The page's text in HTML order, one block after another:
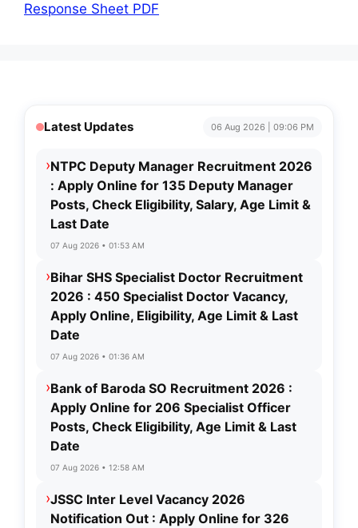
Response Sheet PDF
Latest Updates 06 Aug 2026 | 09:06 PM
›NTPC Deputy Manager Recruitment 2026
: Apply Online for 135 Deputy Manager
Posts, Check Eligibility, Salary, Age Limit &
Last Date
07 Aug 2026 • 01:53 AM
›Bihar SHS Specialist Doctor Recruitment
2026 : 450 Specialist Doctor Vacancy,
Apply Online, Eligibility, Age Limit & Last
Date
07 Aug 2026 • 01:36 AM
›Bank of Baroda SO Recruitment 2026 :
Apply Online for 206 Specialist Officer
Posts, Check Eligibility, Age Limit & Last
Date
07 Aug 2026 • 12:58 AM
›JSSC Inter Level Vacancy 2026
Notification Out : Apply Online for 326